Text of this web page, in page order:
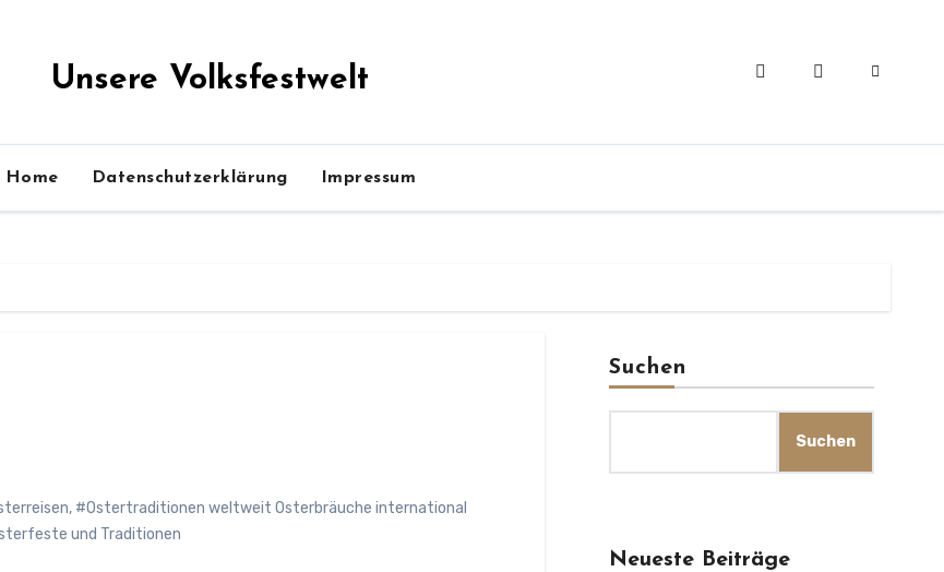
Unsere Volksfestwelt
Home Datenschutzerklärung Impressum
, #Ostertraditionen weltweit Osterbräuche international
und Traditionen
Suchen
Suchen
Neueste Beiträge